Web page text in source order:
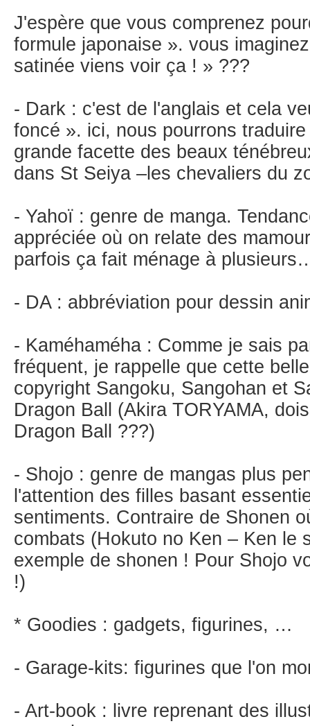
J'espère que vous comprenez
formule japonaise ». vous
satinée viens voir ça ! » ???
- Dark : c'est de l'anglais et cela
foncé ». ici, nous pourrons
grande facette des beaux
dans St Seiya –les chevaliers du
- Yahoï : genre de manga.
appréciée où on relate des
parfois ça fait ménage à
- DA : abbréviation pour dessin
- Kaméhaméha : Comme je sais
fréquent, je rappelle que cette
copyright Sangoku, Sangohan et
Dragon Ball (Akira TORYAMA,
Dragon Ball ???)
- Shojo : genre de mangas plus
l'attention des filles basant
sentiments. Contraire de Shonen
combats (Hokuto no Ken – Ken le
exemple de shonen ! Pour Shojo
!)
* Goodies : gadgets, figurines, …
- Garage-kits: figurines que l'on
- Art-book : livre reprenant des